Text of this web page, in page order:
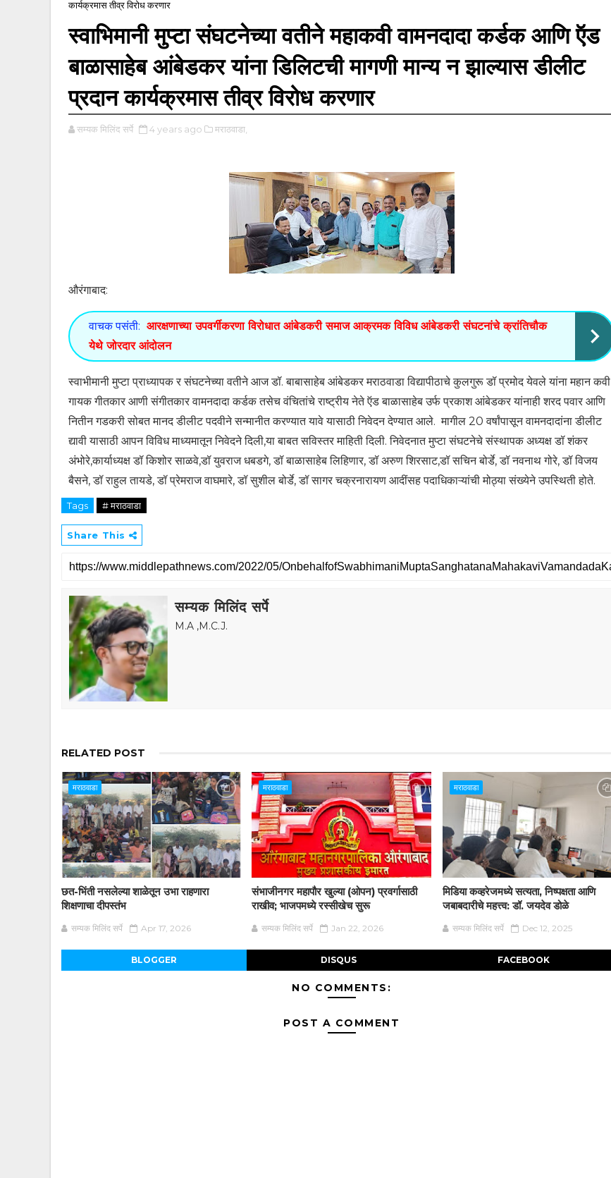
कार्यक्रमास तीव्र विरोध करणार
स्वाभिमानी मुप्टा संघटनेच्या वतीने महाकवी वामनदादा कर्डक आणि ऍड
बाळासाहेब आंबेडकर यांना डिलिटची मागणी मान्य न झाल्यास डीलीट
प्रदान कार्यक्रमास तीव्र विरोध करणार
सम्यक मिलिंद सर्पे 4 years ago मराठवाडा,
औरंगाबाद:
वाचक पसंती: आरक्षणाच्या उपवर्गीकरणा विरोधात आंबेडकरी समाज आक्रमक विविध आंबेडकरी संघटनांचे क्रांतिचौक
येथे जोरदार आंदोलन
स्वाभीमानी मुप्टा प्राध्यापक र संघटनेच्या वतीने आज डॉ. बाबासाहेब आंबेडकर मराठवाडा विद्यापीठाचे कुलगुरू डॉ प्रमोद येवले यांना महान कवी
गायक गीतकार आणी संगीतकार वामनदादा कर्डक तसेच वंचितांचे राष्ट्रीय नेते ऍड बाळासाहेब उर्फ प्रकाश आंबेडकर यांनाही शरद पवार आणि
नितीन गडकरी सोबत मानद डीलीट पदवीने सन्मानीत करण्यात यावे यासाठी निवेदन देण्यात आले. मागील 20 वर्षांपासून वामनदादांना डीलीट
द्यावी यासाठी आपन विविध माध्यमातून निवेदने दिली,या बाबत सविस्तर माहिती दिली. निवेदनात मुप्टा संघटनेचे संस्थापक अध्यक्ष डॉ शंकर
अंभोरे,कार्याध्यक्ष डॉ किशोर साळवे,डॉ युवराज धबडगे, डॉ बाळासाहेब लिहिणार, डॉ अरुण शिरसाट,डॉ सचिन बोर्डे, डॉ नवनाथ गोरे, डॉ विजय
बैसने, डॉ राहुल तायडे, डॉ प्रेमराज वाघमारे, डॉ सुशील बोर्डे, डॉ सागर चक्रनारायण आदींसह पदाधिकाऱ्यांची मोठ्या संख्येने उपस्थिती होते.
Tags # मराठवाडा
Share This
सम्यक मिलिंद सर्पे
M.A ,M.C.J.
RELATED POST
मराठवाडा
छत-भिंती नसलेल्या शाळेतून उभा राहणारा
शिक्षणाचा दीपस्तंभ
सम्यक मिलिंद सर्पे Apr 17, 2026
मराठवाडा
संभाजीनगर महापौर खुल्या (ओपन) प्रवर्गासाठी
राखीव; भाजपमध्ये रस्सीखेच सुरू
सम्यक मिलिंद सर्पे Jan 22, 2026
मराठवाडा
मिडिया कव्हरेजमध्ये सत्यता, निष्पक्षता आणि
जबाबदारीचे महत्त्व: डॉ. जयदेव डोळे
सम्यक मिलिंद सर्पे Dec 12, 2025
BLOGGER DISQUS FACEBOOK
NO COMMENTS:
POST A COMMENT